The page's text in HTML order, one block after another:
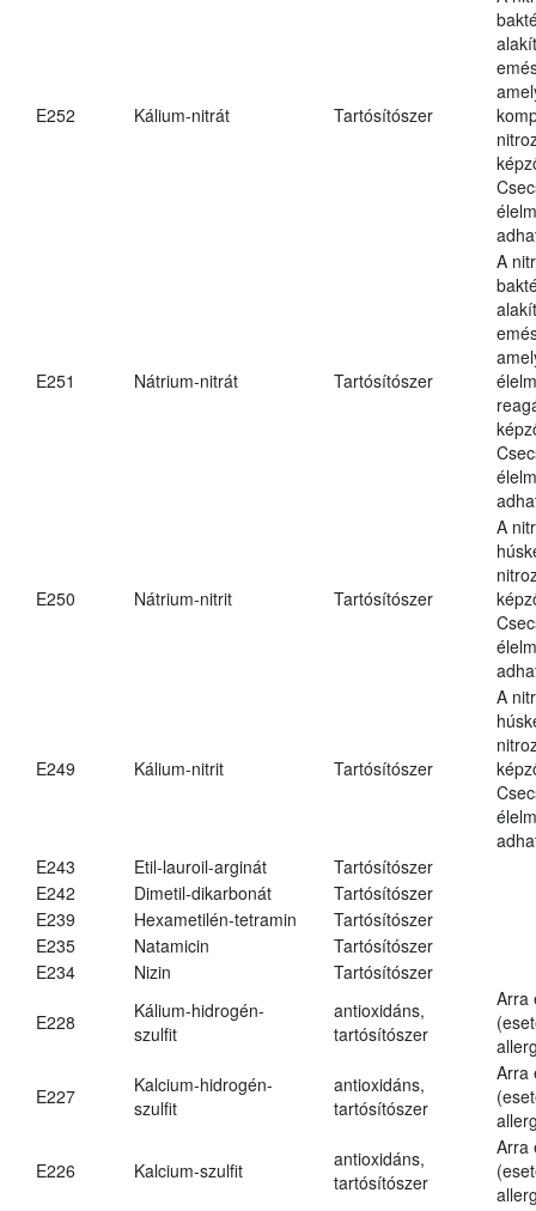
E252 Kálium-nitrát Tartósítószer
E251 Nátrium-nitrát Tartósítószer
A
E250 Nátrium-nitrit Tartósítószer
A
E249 Kálium-nitrit Tartósítószer
A
E243
Etil-lauroil-arginát
Tartósítószer
E242
Dimetil-dikarbonát
Tartósítószer
E239
Hexametilén-tetramin
Tartósítószer
E235
Natamicin
Tartósítószer
E234
Nizin Tartósítószer
E228
Kálium-hidrogén-
szulfit
antioxidáns,
tartósítószer
Arra
E227
Kalcium-hidrogén-
szulfit
antioxidáns,
tartósítószer
Arra
E226 Kalcium-szulfit
antioxidáns,
tartósítószer
Arra